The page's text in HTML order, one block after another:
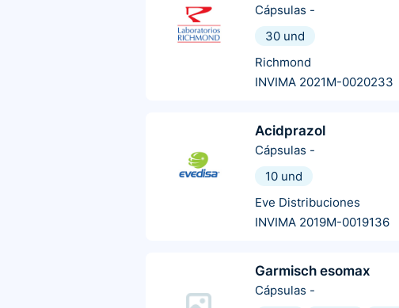
Cápsulas -
30 und
Richmond
INVIMA 2021M-0020233
Acidprazol
Cápsulas -
10 und
Eve Distribuciones
INVIMA 2019M-0019136
Garmisch esomax
Cápsulas -